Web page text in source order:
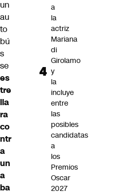
un
au
to
bú
s
se
es
tre
lla
ra
co
ntr
a
un
a
ba
a
la
actriz
Mariana
di
Girolamo
y
la
incluye
entre
las
posibles
candidatas
a
los
Premios
Oscar
2027